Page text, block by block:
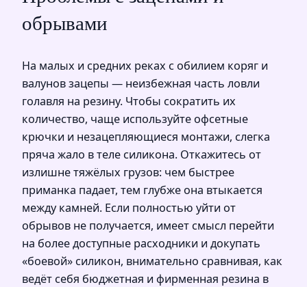
обрывами
На малых и средних реках с обилием коряг и
валунов зацепы — неизбежная часть ловли
голавля на резину. Чтобы сократить их
количество, чаще используйте офсетные
крючки и незацепляющиеся монтажи, слегка
пряча жало в теле силикона. Откажитесь от
излишне тяжёлых грузов: чем быстрее
приманка падает, тем глубже она втыкается
между камней. Если полностью уйти от
обрывов не получается, имеет смысл перейти
на более доступные расходники и докупать
«боевой» силикон, внимательно сравнивая, как
ведёт себя бюджетная и фирменная резина в